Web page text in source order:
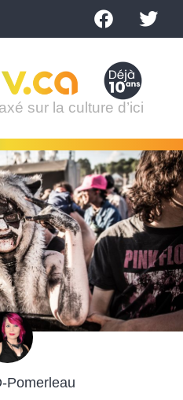
sur la culture d’ici
Pomerleau